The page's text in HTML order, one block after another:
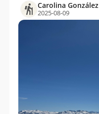
Carolina González
2025-08-09